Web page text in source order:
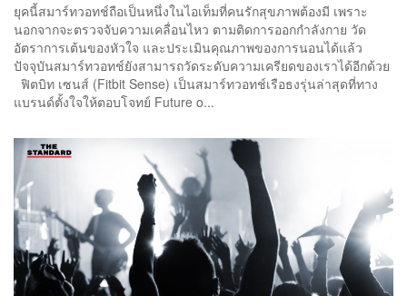
ยุคนี้สมาร์ทวอทช์ถือเป็นหนึ่งในไอเท็มที่คนรักสุขภาพต้องมี เพราะ
นอกจากจะตรวจจับความเคลื่อนไหว ตามติดการออกกำลังกาย วัด
อัตราการเต้นของหัวใจ และประเมินคุณภาพของการนอนได้แล้ว
ปัจจุบันสมาร์ทวอทช์ยังสามารถวัดระดับความเครียดของเราได้อีกด้วย
ฟิตบิท เซนส์ (Fitbit Sense) เป็นสมาร์ทวอทช์เรือธงรุ่นล่าสุดที่ทาง
แบรนด์ตั้งใจให้ตอบโจทย์ Future o...